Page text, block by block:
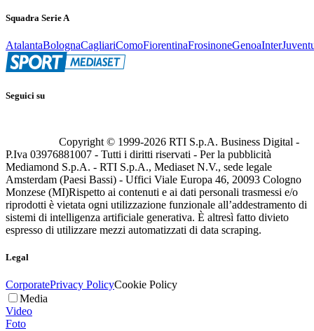
Squadra Serie A
AtalantaBolognaCagliariComoFiorentinaFrosinoneGenoaInter
Seguici su
Copyright © 1999-2026 RTI S.p.A. Business Digital -
P.Iva 03976881007 - Tutti i diritti riservati - Per la pubblicità
Mediamond S.p.A. - RTI S.p.A., Mediaset N.V., sede legale
Amsterdam (Paesi Bassi) - Uffici Viale Europa 46, 20093 Cologno
Monzese (MI)Rispetto ai contenuti e ai dati personali trasmessi e/o
riprodotti è vietata ogni utilizzazione funzionale all’addestramento di
sistemi di intelligenza artificiale generativa. È altresì fatto divieto
espresso di utilizzare mezzi automatizzati di data scraping.
Legal
CorporatePrivacy PolicyCookie Policy
Media
Video
Foto